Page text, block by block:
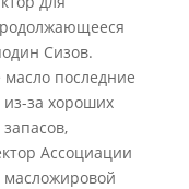
Сизов.
последние
из-за хороших
Ассоциации
масложировой